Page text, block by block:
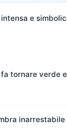
e
tornare verde